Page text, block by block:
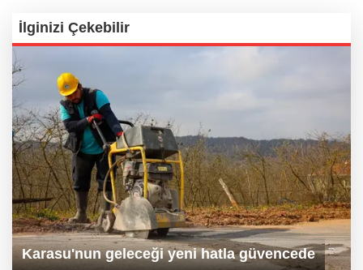
İlginizi Çekebilir
Karasu'nun geleceği yeni hatla güvencede